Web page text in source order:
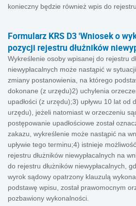
konieczny będzie również wpis do
Formularz KRS D3 'Wniosek o
pozycji rejestru dłużników
Wykreślenie osoby wpisanej do rejestru
niewypłacalnych może nastąpić w
zmiany postanowienia, na którego
dokonane (z urzędu)2) uchylenia
upadłości (z urzędu);3) upływu 10 lat od
urzędu), jeżeli natomiast w orzeczeniu
postępowanie upadłościowe został
zakazu, wykreślenie może nastąpić na
upływie tego terminu;4) istnieje
rejestru dłużników niewypłacalnych na
do rejestru dłużników niewypłacalnych,
wyrok sądowy opatrzony klauzulą
podstawę wpisu, został prawomocnym
pozbawiony wykonalności.